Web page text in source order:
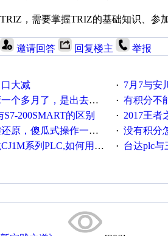
，需要掌握TRIZ的基础知识、
邀请回答 回复楼主 举报
大减 · 7月7与安
装机械手在高速遭遇车祸所致:大家工作都要特别注意啊 · 有积分不
S7-200SMART的区别 · 2017王者之狮“
份还原；程序为向导式安装，一键即可实现自动备份或还原系统。 · 没有积分
控制变频器。要求时间在组态王中可以自由输入！拜托各位大神了！ · 台达plc与